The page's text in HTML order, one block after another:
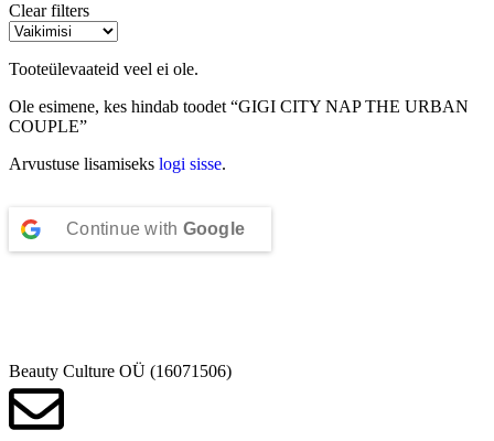
Clear filters
Tooteülevaateid veel ei ole.
Ole esimene, kes hindab toodet “GIGI CITY NAP THE URBAN
COUPLE”
Arvustuse lisamiseks logi sisse.
Continue with Google
Beauty Culture OÜ (16071506)